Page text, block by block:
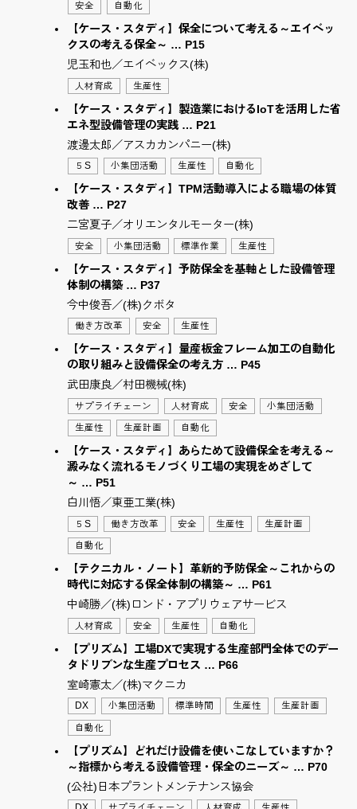
安全 自動化
【ケース・スタディ】保全について考える～エイベッ
クスの考える保全～ … P15
児玉和也／エイベックス(株)
人材育成 生産性
【ケース・スタディ】製造業におけるIoTを活用した省
エネ型設備管理の実践 … P21
渡邊太郎／アスカカンパニー(株)
５S 小集団活動 生産性 自動化
【ケース・スタディ】TPM活動導入による職場の体質
改善 … P27
二宮夏子／オリエンタルモーター(株)
安全 小集団活動 標準作業 生産性
【ケース・スタディ】予防保全を基軸とした設備管理
体制の構築 … P37
今中俊吾／(株)クボタ
働き方改革 安全 生産性
【ケース・スタディ】量産板金フレーム加工の自動化
の取り組みと設備保全の考え方 … P45
武田康良／村田機械(株)
サプライチェーン 人材育成 安全 小集団活動
生産性 生産計画 自動化
【ケース・スタディ】あらためて設備保全を考える～
澱みなく流れるモノづくり工場の実現をめざして
～ … P51
白川悟／東亜工業(株)
５S 働き方改革 安全 生産性 生産計画
自動化
【テクニカル・ノート】革新的予防保全～これからの
時代に対応する保全体制の構築～ … P61
中崎勝／(株)ロンド・アプリウェアサービス
人材育成 安全 生産性 自動化
【プリズム】工場DXで実現する生産部門全体でのデー
タドリブンな生産プロセス … P66
室崎憲太／(株)マクニカ
DX 小集団活動 標準時間 生産性 生産計画
自動化
【プリズム】どれだけ設備を使いこなしていますか？
～指標から考える設備管理・保全のニーズ～ … P70
(公社)日本プラントメンテナンス協会